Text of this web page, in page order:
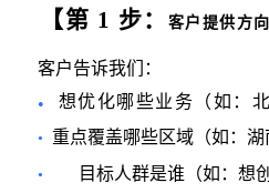
【第 1 步： 客户提供方向
客户告诉我们：
• 想优化哪些业务（如：
• 重点覆盖哪些区域（如：湖
• 目标人群是谁（如：想